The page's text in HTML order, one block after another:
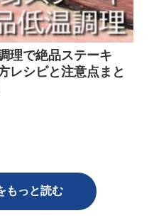
理で絶品ステーキ
レシピと注意点まと
もっと読む